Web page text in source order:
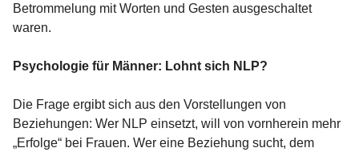
Betrommelung mit Worten und Gesten ausgeschaltet
waren.
Psychologie für Männer: Lohnt sich NLP?
Die Frage ergibt sich aus den Vorstellungen von
Beziehungen: Wer NLP einsetzt, will von vornherein mehr
„Erfolge“ bei Frauen. Wer eine Beziehung sucht, dem